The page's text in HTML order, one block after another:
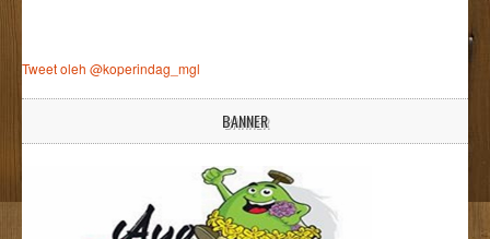
Tweet oleh @koperindag_mgl
BANNER